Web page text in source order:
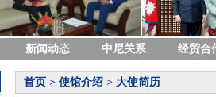
新闻动态 中尼关系 经贸合
首页 > 使馆介绍 > 大使简历